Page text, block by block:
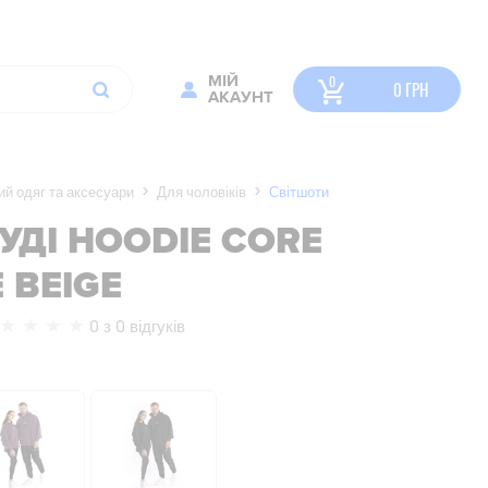
МІЙ
АКАУНТ
0 ГРН
одяг та аксесуари Для чоловіків Світшоти
HOODIE CORE
BEIGE
0 з 0 відгуків